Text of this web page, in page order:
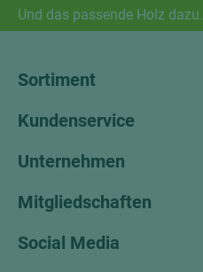
Und das passende Holz dazu.
Sortiment
Kundenservice
Unternehmen
Mitgliedschaften
Social Media